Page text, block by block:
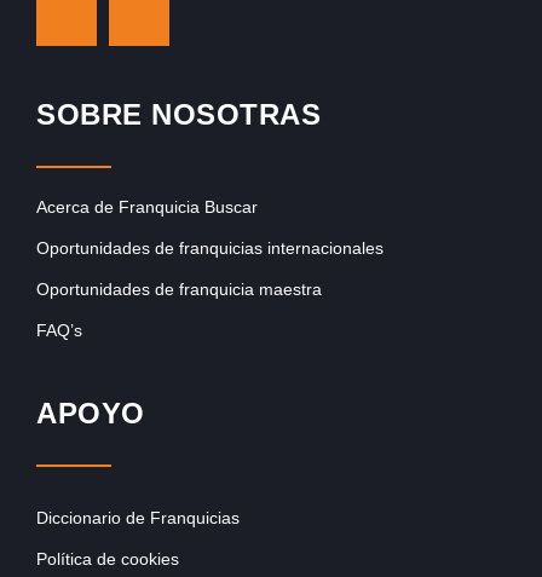
SOBRE NOSOTRAS
Acerca de Franquicia Buscar
Oportunidades de franquicias internacionales
Oportunidades de franquicia maestra
FAQ’s
APOYO
Diccionario de Franquicias
Política de cookies